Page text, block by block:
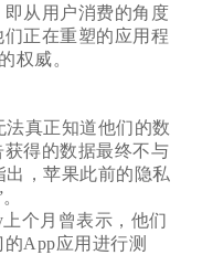
从用户消费的角度
正在重塑的应用程
权威。
真正知道他们的数
得的数据最终不与
，苹果此前的隐私
个月曾表示，他们
App应用进行测